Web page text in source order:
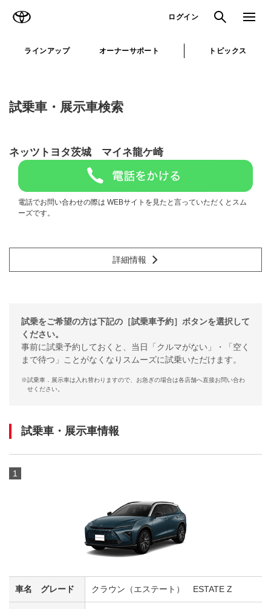
ログイン 検索 メニュ
ラインアップ オーナーサポート トピックス
試乗車・展示車検索
ネッツトヨタ茨城 マイネ龍ケ崎
電話でお問い合わせの際は WEBサイトを見たと言っていただくとスム
ーズです。
詳細情報
試乗をご希望の方は下記の［試乗車予約］ボタンを選択して
ください。
事前に試乗予約しておくと、当日「クルマがない」・「空く
まで待つ」ことがなくなりスムーズに試乗いただけます。
※試乗車．展示車は入れ替わりますので、お急ぎの場合は各店舗へ直接お問い合わ
せください。
試乗車・展示車情報
1
クラウン（エステート） ESTATE Z